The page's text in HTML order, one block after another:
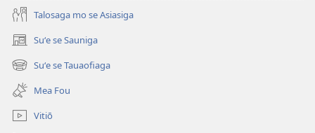
Talosaga mo se Asiasiga
Suʻe se Sauniga
(tatala
se
isi
polokalame)
Suʻe se Tauaofiaga
(tatala
se
isi
polokalame)
Mea Fou
Vitiō